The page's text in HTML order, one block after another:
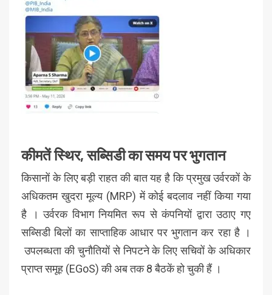
कीमतें स्थिर,सब्सिडी का समय पर भुगतान
किसानों के लिए बड़ी राहत की बात यह है कि प्रमुख उर्वरकों के
अधिकतम खुदरा मूल्य (MRP) में कोई बदलाव नहीं किया गया
है । उर्वरक विभाग नियमित रूप से कंपनियों द्वारा उठाए गए
सब्सिडी बिलों का साप्ताहिक आधार पर भुगतान कर रहा है ।
उपलब्धता की चुनौतियों से निपटने के लिए सचिवों के अधिकार
प्राप्त समूह (EGoS) की अब तक 8 बैठकें हो चुकी हैं ।